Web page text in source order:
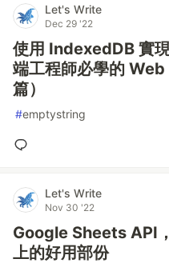
Let's Write
Dec 29 '22
使用 IndexedDB 實
端工程師必學的
篇）
#emptystring
Let's Write
Nov 30 '22
Google Sheets API
上的好用部份